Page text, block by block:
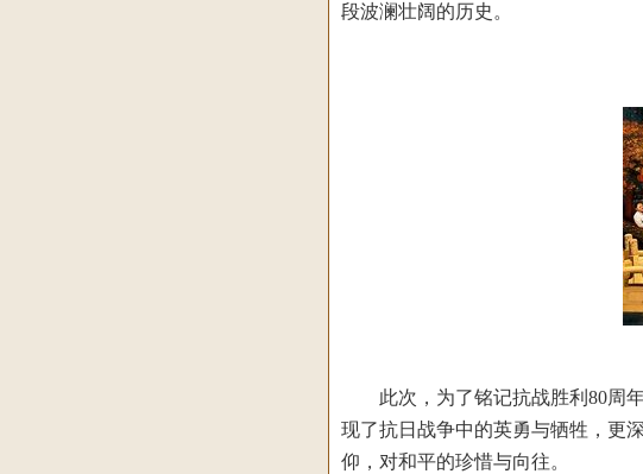
段波澜壮阔的历史。
此次，为了铭记抗战胜利80周年
现了抗日战争中的英勇与牺牲，更
仰，对和平的珍惜与向往。